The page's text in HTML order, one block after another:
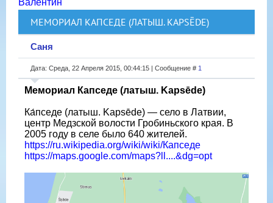
Валентин
МЕМОРИАЛ КАПСЕДЕ (ЛАТЫШ. KAPSĒDE)
Саня
Дата: Среда, 22 Апреля 2015, 00:44:15 | Сообщение # 1
Мемориал Капседе (латыш. Kapsēde)
Ка́пседе (латыш. Kapsēde) — село в Латвии,
центр Медзской волости Гробиньского края. В
2005 году в селе было 640 жителей.
https://ru.wikipedia.org/wiki/wiki/Капседе
https://maps.google.com/maps?ll....&dg=opt